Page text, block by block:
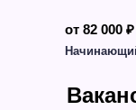
от 82 000 ₽